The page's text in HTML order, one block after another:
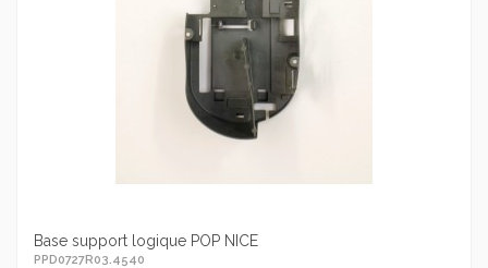
Base support logique POP NICE
PPD0727R03.4540